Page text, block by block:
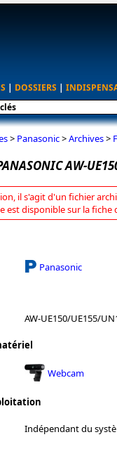
| DOSSIERS |
> Panasonic>Archives>
AW-
il s'agit d'un fichier
est disponible sur la fiche
Panasonic
AW-UE150/UE155/
Webcam
Indépendant du